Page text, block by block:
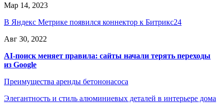
Мар 14, 2023
В Яндекс Метрике появился коннектор к Битрикс24
Авг 30, 2022
AI-поиск меняет правила: сайты начали терять переходы
из Google
Преимущества аренды бетононасоса
Элегантность и стиль алюминиевых деталей в интерьере дома